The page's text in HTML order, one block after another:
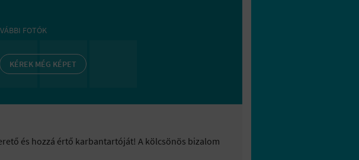
FOTÓK
KÉREK MÉG KÉPET
és hozzá értő karbantartóját! A kölcsönös bizalom